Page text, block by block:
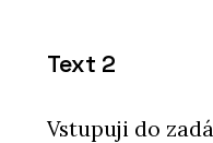
Text 2
Vstupuji do